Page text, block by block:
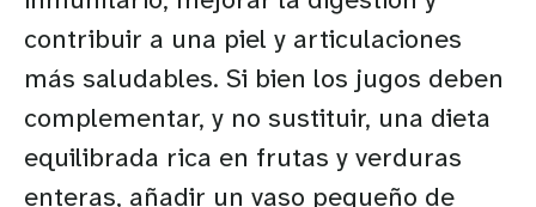
contribuir a una piel y articulaciones
más saludables. Si bien los jugos deben
complementar, y no sustituir, una dieta
equilibrada rica en frutas y verduras
enteras, añadir un vaso pequeño de